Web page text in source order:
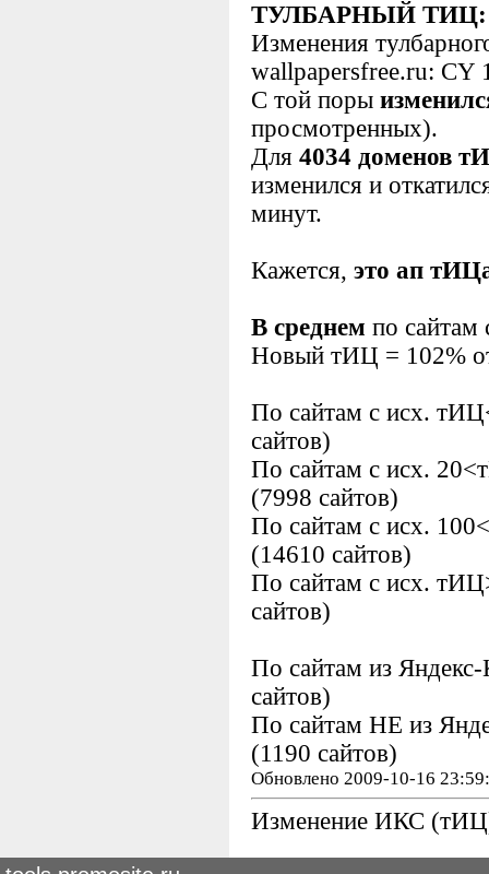
ТУЛБАРНЫЙ ТИЦ:
Изменения
wallpapersfree.ru: CY
С той поры
просмотренных).
Для 4034 доменов
изменился и
минут.
Кажется, это ап
В среднем по
Новый тИЦ = 102%
По сайтам с исх.
сайтов)
По сайтам с исх.
(7998 сайтов)
По сайтам с исх.
(14610 сайтов)
По сайтам с исх.
сайтов)
По сайтам из
сайтов)
По сайтам НЕ из
(1190 сайтов)
Обновлено 2009-10-16
Изменение ИКС